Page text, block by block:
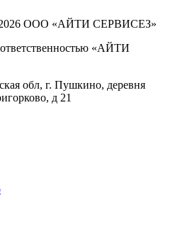
ООО «АЙТИ СЕРВИСЕЗ»
«АЙТИ
обл, г. Пушкино, деревня
д 21